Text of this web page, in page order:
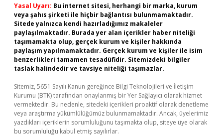
Yasal Uyarı: Bu internet sitesi, herhangi bir marka, kurum
veya şahıs şirketi ile hiçbir bağlantısı bulunmamaktadır.
Sitede yalnızca kendi hazırladığımız makaleler
paylaşılmaktadır. Burada yer alan içerikler haber niteliği
taşımamakta olup, gerçek kurum ve kişiler hakkında
paylaşım yapılmamaktadır. Gerçek kurum ve kişiler ile isim
benzerlikleri tamamen tesadüfidir. Sitemizdeki bilgiler
taslak halindedir ve tavsiye niteliği taşımazlar.
Sitemiz, 5651 Sayılı Kanun gereğince Bilgi Teknolojileri ve İletişim
Kurumu (BTK) tarafından onaylanmış bir Yer Sağlayıcı olarak hizmet
vermektedir. Bu nedenle, sitedeki içerikleri proaktif olarak denetleme
veya araştırma yükümlülüğümüz bulunmamaktadır. Ancak, üyelerimiz
yazdıkları içeriklerin sorumluluğunu taşımakta olup, siteye üye olarak
bu sorumluluğu kabul etmiş sayılırlar.